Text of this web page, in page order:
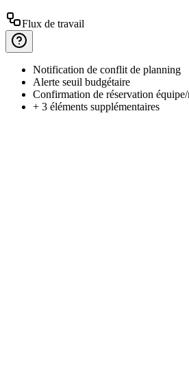
Flux de travail
Notification de conflit de planning
Alerte seuil budgétaire
Confirmation de réservation
+ 3 éléments supplémentaires